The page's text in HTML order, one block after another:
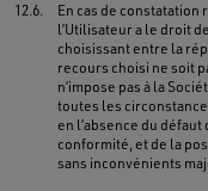
12.6.
En cas de
l’Utilisateur a le droit
choisissant entre la
recours choisi ne soit
n’impose pas à la
toutes les
en l’absence du
conformité, et de la
sans inconvénients